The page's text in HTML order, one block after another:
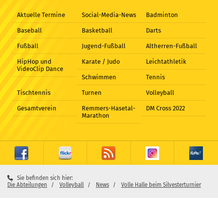
Aktuelle Termine Social-Media-News Badminton
Baseball Basketball Darts
Fußball Jugend-Fußball Altherren-Fußball
HipHop und
VideoClip Dance
Karate / Judo Leichtathletik
Schwimmen Tennis
Tischtennis Turnen Volleyball
Gesamtverein
Remmers-Hasetal-
Marathon
DM Cross 2022
Sie befinden sich hier:
Die Abteilungen
Volleyball News Volle Halle beim Silvesterturnier